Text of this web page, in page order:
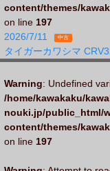
content/themes/
on line 197
2026/7/11
中古
タイガーカワシマ
Warning: Undefined
/home/kawakaku/
nouki.jp/public_html/
content/themes/
on line 197